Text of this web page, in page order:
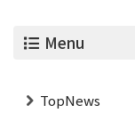
Menu
TopNews